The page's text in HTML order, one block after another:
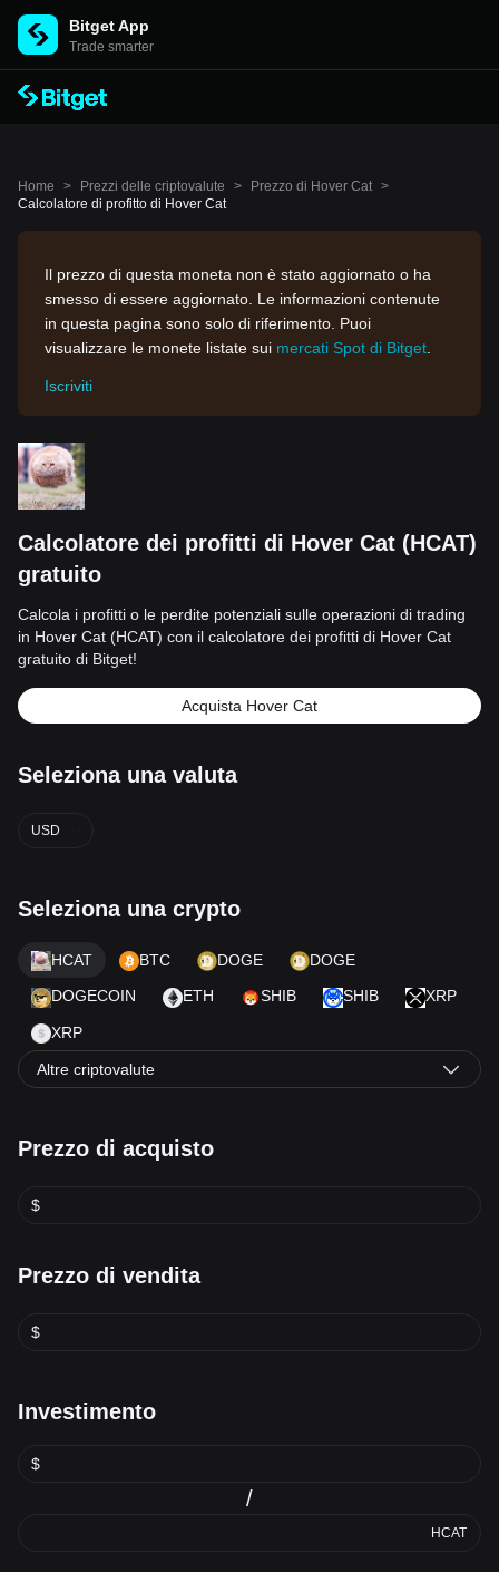
Bitget App
Trade smarter
Home > Prezzi delle criptovalute > Prezzo di Hover Cat >
Calcolatore di profitto di Hover Cat
Il prezzo di questa moneta non è stato aggiornato o ha
smesso di essere aggiornato. Le informazioni contenute
in questa pagina sono solo di riferimento. Puoi
visualizzare le monete listate sui mercati Spot di Bitget
Iscriviti
Calcolatore dei profitti di Hover Cat (HCAT)
gratuito
Calcola i profitti o le perdite potenziali sulle operazioni di trading
in Hover Cat (HCAT) con il calcolatore dei profitti di Hover Cat
gratuito di Bitget!
Acquista Hover Cat
Seleziona una valuta
USD
Seleziona una crypto
HCAT BTC DOGE DOGE
DOGECOIN ETH SHIB SHIB XRP
XRP
Altre criptovalute
Prezzo di acquisto
$
Prezzo di vendita
$
Investimento
$
/
HCAT